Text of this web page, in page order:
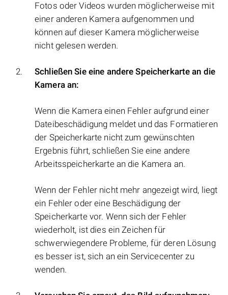
Fotos oder Videos wurden möglicherweise mit
einer anderen Kamera aufgenommen und
können auf dieser Kamera möglicherweise
nicht gelesen werden.
Schließen Sie eine andere Speicherkarte an die
Kamera an:
Wenn die Kamera einen Fehler aufgrund einer
Dateibeschädigung meldet und das Formatieren
der Speicherkarte nicht zum gewünschten
Ergebnis führt, schließen Sie eine andere
Arbeitsspeicherkarte an die Kamera an.
Wenn der Fehler nicht mehr angezeigt wird, liegt
ein Fehler oder eine Beschädigung der
Speicherkarte vor. Wenn sich der Fehler
wiederholt, ist dies ein Zeichen für
schwerwiegendere Probleme, für deren Lösung
es besser ist, sich an ein Servicecenter zu
wenden.